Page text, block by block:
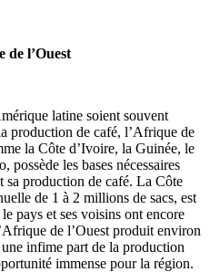
de l’Ouest
latine soient souvent
production de café, l’Afrique de
la Côte d’Ivoire, la Guinée, le
les bases nécessaires
sa production de café. La Côte
de 1 à 2 millions de sacs, est
pays et ses voisins ont encore
de l’Ouest produit environ
infime part de la production
immense pour la région.